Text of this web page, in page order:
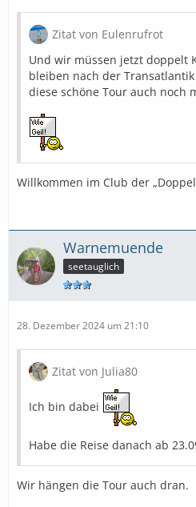
Zitat von Eulenrufrot
Und wir müssen jetzt doppelt
bleiben nach der
diese schöne Tour auch noch
Willkommen im Club der
Warnemuende
seetauglich
28. Dezember 2024 um 21:10
Zitat von Julia80
Ich bin dabei
Habe die Reise danach ab
Wir hängen die Tour auch dran.